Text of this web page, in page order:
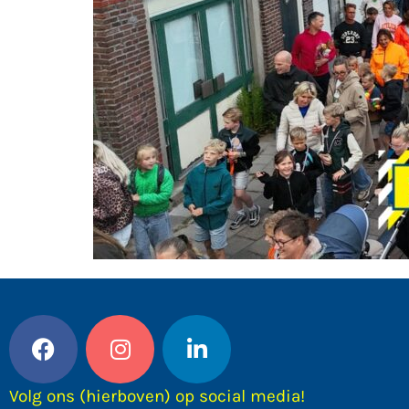
Volg ons (hierboven) op social media!